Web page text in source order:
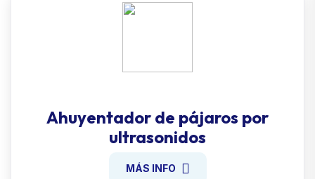
Ahuyentador de pájaros por
ultrasonidos
MÁS INFO